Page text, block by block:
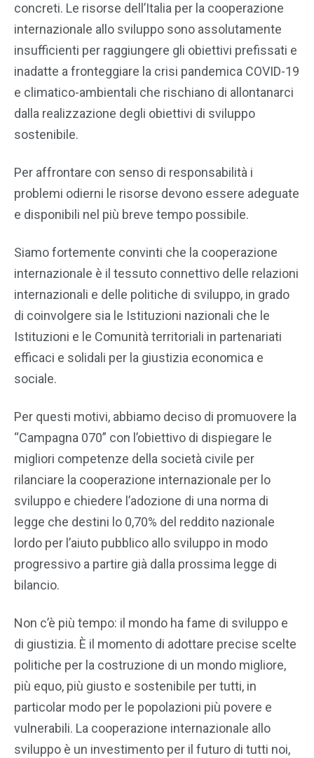
concreti. Le risorse dell’Italia per la cooperazione
internazionale allo sviluppo sono assolutamente
insufficienti per raggiungere gli obiettivi prefissati e
inadatte a fronteggiare la crisi pandemica COVID-19
e climatico-ambientali che rischiano di allontanarci
dalla realizzazione degli obiettivi di sviluppo
sostenibile.
Per affrontare con senso di responsabilità i
problemi odierni le risorse devono essere adeguate
e disponibili nel più breve tempo possibile.
Siamo fortemente convinti che la cooperazione
internazionale è il tessuto connettivo delle relazioni
internazionali e delle politiche di sviluppo, in grado
di coinvolgere sia le Istituzioni nazionali che le
Istituzioni e le Comunità territoriali in partenariati
efficaci e solidali per la giustizia economica e
sociale.
Per questi motivi, abbiamo deciso di promuovere la
“Campagna 070” con l’obiettivo di dispiegare le
migliori competenze della società civile per
rilanciare la cooperazione internazionale per lo
sviluppo e chiedere l’adozione di una norma di
legge che destini lo 0,70% del reddito nazionale
lordo per l’aiuto pubblico allo sviluppo in modo
progressivo a partire già dalla prossima legge di
bilancio.
Non c’è più tempo: il mondo ha fame di sviluppo e
di giustizia. È il momento di adottare precise scelte
politiche per la costruzione di un mondo migliore,
più equo, più giusto e sostenibile per tutti, in
particolar modo per le popolazioni più povere e
vulnerabili. La cooperazione internazionale allo
sviluppo è un investimento per il futuro di tutti noi,